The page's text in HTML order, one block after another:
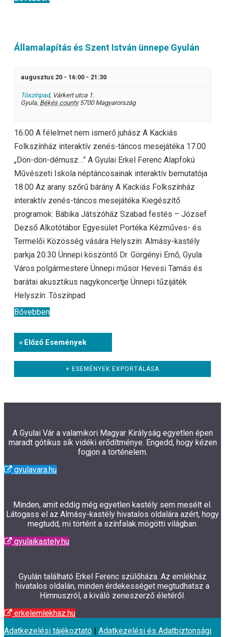
Államalapítás és Szent István ünnepe Gyulán
augusztus 20 - 16:00 - 21:30
Tószínpad, Várkert utca 1.
Gyula, Békés county 5700 Magyarország
16.00 A félelmet nem ismerő juhász A Kackiás
Folkszínház interaktív zenés-táncos mesejátéka 17.00
„Dön-dön-démusz…” A Gyulai Erkel Ferenc Alapfokú
Művészeti Iskola néptáncosainak interaktív bemutatója
18.00 Az arany szőrű bárány A Kackiás Folkszínház
interaktív zenés-táncos mesejátéka Kiegészítő
programok: Bábika Játszóház Szabad festés – József
Dezső Alkotótábor Egyesület Portéka Kézműves- és
Termelői Közösség vására Helyszín: Almásy-kastély
parkja 20.30 Ünnepi köszöntő Dr. Görgényi Ernő, Gyula
Város polgármestere Ünnepi műsor Hevesi Tamás és
barátai akusztikus nagykoncertje Ünnepi tűzijáték
Helyszín: Tószínpad
Bővebben
Események
Navigation
« Előző Események
+ ESEMÉNYEK EXPORTÁLÁSA
A Gyulai Vár a valamikori Magyar Királyság egyetlen épen
maradt gótikus sík vidéki erődítménye. Engedd, hogy kézen
fogjon a történelem.
gyulavara.hu
Minden, amit eddig még egyetlen kastély sem mesélt el.
Látogass el az Almásy-kastély hivatalos oldalára azért, hogy
megtudd, mi történt a színfalak mögötti világban.
gyulaikastely.hu
Gyulán található Erkel Ferenc szülőháza. Az emlékház
hivatalos oldalán, minden érdekességet megtudhatsz a
Himnuszról, a kiváló zeneszerző életéről.
erkelemlekhaz.hu
Adatkezelési tájékoztató | Adatkezelési és Adatbiztonsági